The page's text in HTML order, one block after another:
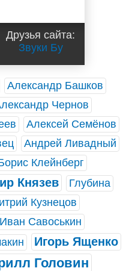
Друзья сайта:
Звуки Бу
Александр Башков
Чернов
Алексей Семёнов
Андрей Ливадный
Клейнберг
Князев
Глубина
Кузнецов
Иван Савоськин
Игорь Ященко
Головин